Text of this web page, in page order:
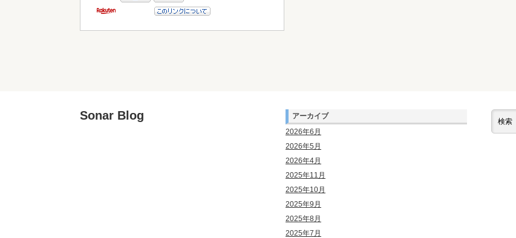
Sonar Blog
アーカイブ
2026年6月
2026年5月
2026年4月
2025年11月
2025年10月
2025年9月
2025年8月
2025年7月